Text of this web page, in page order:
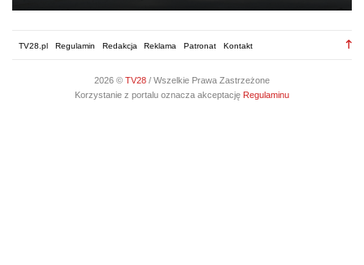
TV28.pl Regulamin Redakcja Reklama Patronat Kontakt
2026 © TV28 / Wszelkie Prawa Zastrzeżone
Korzystanie z portalu oznacza akceptację Regulaminu